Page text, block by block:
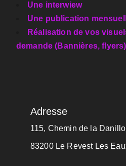
Une interwiew
Une publication
Réalisation de vos
demande (Bannières, flyers)
Adresse
115, Chemin de la
83200 Le Revest Les